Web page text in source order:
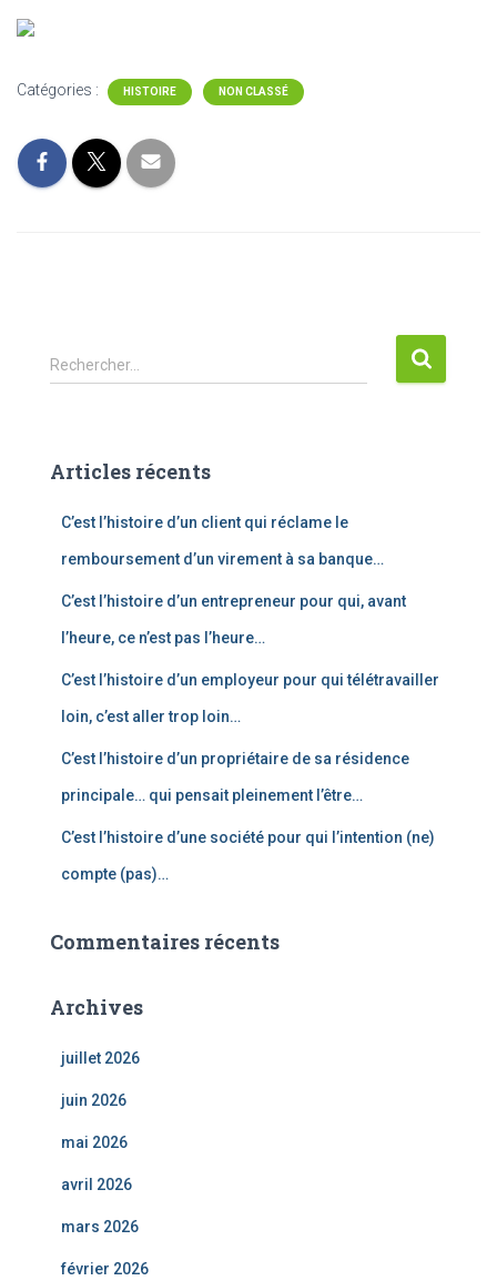
Catégories : HISTOIRE NON CLASSÉ
R
e
r
Rechercher…
Articles récents
C’est l’histoire d’un client qui réclame le
remboursement d’un virement à sa banque…
C’est l’histoire d’un entrepreneur pour qui, avant
l’heure, ce n’est pas l’heure…
C’est l’histoire d’un employeur pour qui télétravailler
loin, c’est aller trop loin…
C’est l’histoire d’un propriétaire de sa résidence
principale… qui pensait pleinement l’être…
C’est l’histoire d’une société pour qui l’intention (ne)
compte (pas)…
Commentaires récents
Archives
juillet 2026
juin 2026
mai 2026
avril 2026
mars 2026
février 2026